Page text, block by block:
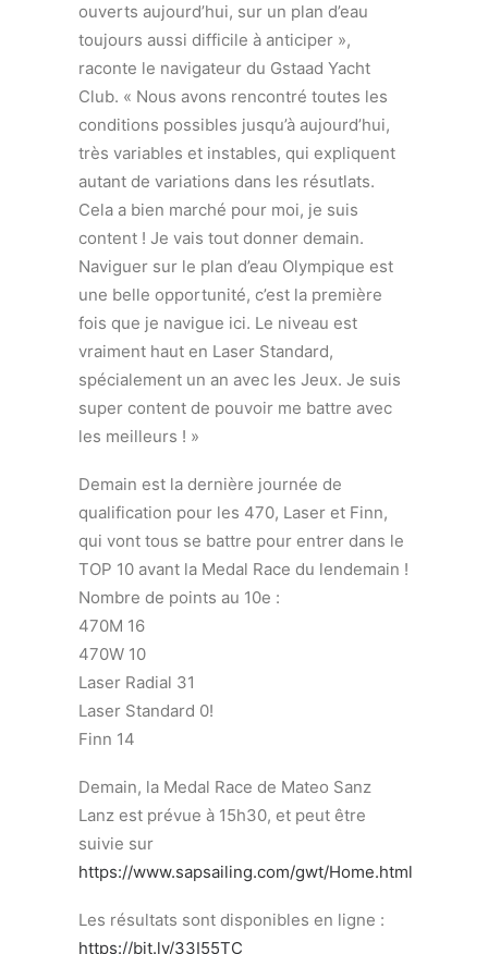
ouverts aujourd’hui, sur un plan d’eau
toujours aussi difficile à anticiper »,
raconte le navigateur du Gstaad Yacht
Club. « Nous avons rencontré toutes les
conditions possibles jusqu’à aujourd’hui,
très variables et instables, qui expliquent
autant de variations dans les résutlats.
Cela a bien marché pour moi, je suis
content ! Je vais tout donner demain.
Naviguer sur le plan d’eau Olympique est
une belle opportunité, c’est la première
fois que je navigue ici. Le niveau est
vraiment haut en Laser Standard,
spécialement un an avec les Jeux. Je suis
super content de pouvoir me battre avec
les meilleurs ! »
Demain est la dernière journée de
qualification pour les 470, Laser et Finn,
qui vont tous se battre pour entrer dans le
TOP 10 avant la Medal Race du lendemain !
Nombre de points au 10e :
470M 16
470W 10
Laser Radial 31
Laser Standard 0!
Finn 14
Demain, la Medal Race de Mateo Sanz
Lanz est prévue à 15h30, et peut être
suivie sur
https://www.sapsailing.com/gwt/Home.html
Les résultats sont disponibles en ligne :
https://bit.ly/33I55TC